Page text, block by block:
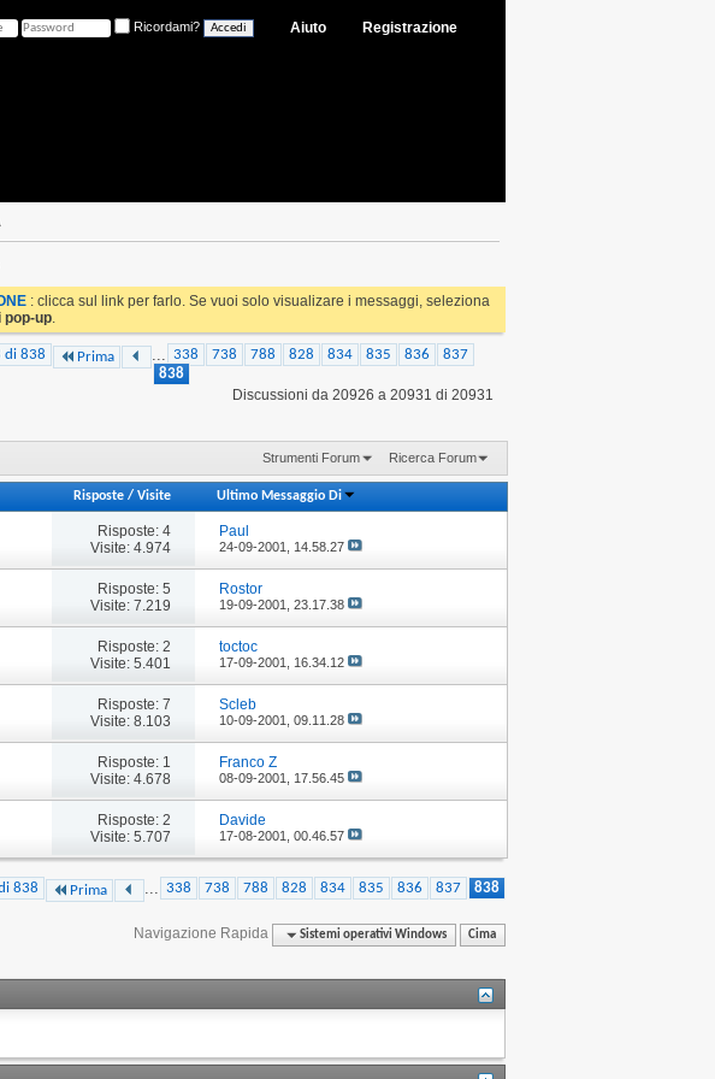
Registrazione
Aiuto
Ricordami?
: clicca sul link per farlo. Se vuoi solo visualizare i messaggi, seleziona
pop-up.
di 838 Prima ... 338 738 788 828 834 835 836
837
838
Discussioni da 20926 a 20931 di 20931
Strumenti Forum Ricerca Forum
Risposte/ Visite Ultimo Messaggio Di
Risposte: 4
Visite: 4.974
Paul
24-09-2001, 14.58.27
Risposte: 5
Visite: 7.219
Rostor
19-09-2001, 23.17.38
Risposte: 2
Visite: 5.401
toctoc
17-09-2001, 16.34.12
Risposte: 7
Visite: 8.103
Scleb
10-09-2001, 09.11.28
Risposte: 1
Visite: 4.678
Franco Z
08-09-2001, 17.56.45
Risposte: 2
Visite: 5.707
Davide
17-08-2001, 00.46.57
838 Prima 338 738 788 828 834 835 836 837 838
Navigazione Rapida Sistemi operativi Windows Cima